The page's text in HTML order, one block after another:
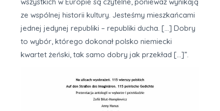
ze wspólnej historii kultury. Jesteśmy mieszkańcami
jednej jedynej republiki – republiki ducha. […] Dobry
to wybór, którego dokonał polsko niemiecki
kwartet żeński, tak samo dobry jak przekład […]”.